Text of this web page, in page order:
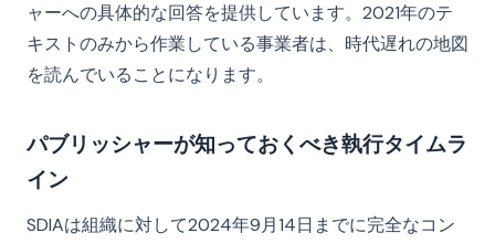
ャーへの具体的な回答を提供しています。2021年のテ
キストのみから作業している事業者は、時代遅れの地図
を読んでいることになります。
パブリッシャーが知っておくべき執行タイムラ
イン
SDIAは組織に対して2024年9月14日までに完全なコン